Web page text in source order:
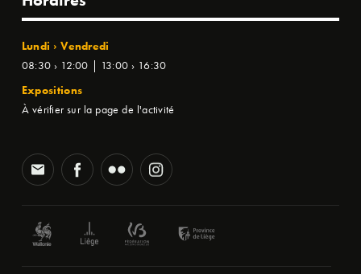
Lundi › Vendredi
08:30 › 12:00 | 13:00 › 16:30
Expositions
À vérifier sur la page de l'activité